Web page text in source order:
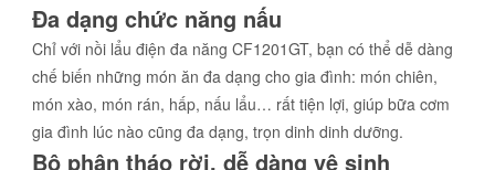
Đa dạng chức năng nấu
Chỉ với nồi lẩu điện đa năng CF1201GT, bạn có thể dễ dàng
chế biến những món ăn đa dạng cho gia đình: món chiên,
món xào, món rán, hấp, nấu lẩu… rất tiện lợi, giúp bữa cơm
gia đình lúc nào cũng đa dạng, trọn dinh dinh dưỡng.
Bộ phận tháo rời, dễ dàng vệ sinh